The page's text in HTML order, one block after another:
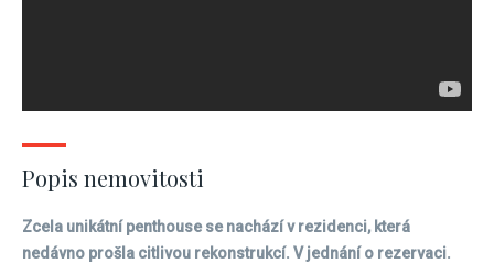
Popis nemovitosti
Zcela unikátní penthouse se nachází v rezidenci, která
nedávno prošla citlivou rekonstrukcí. V jednání o rezervaci.